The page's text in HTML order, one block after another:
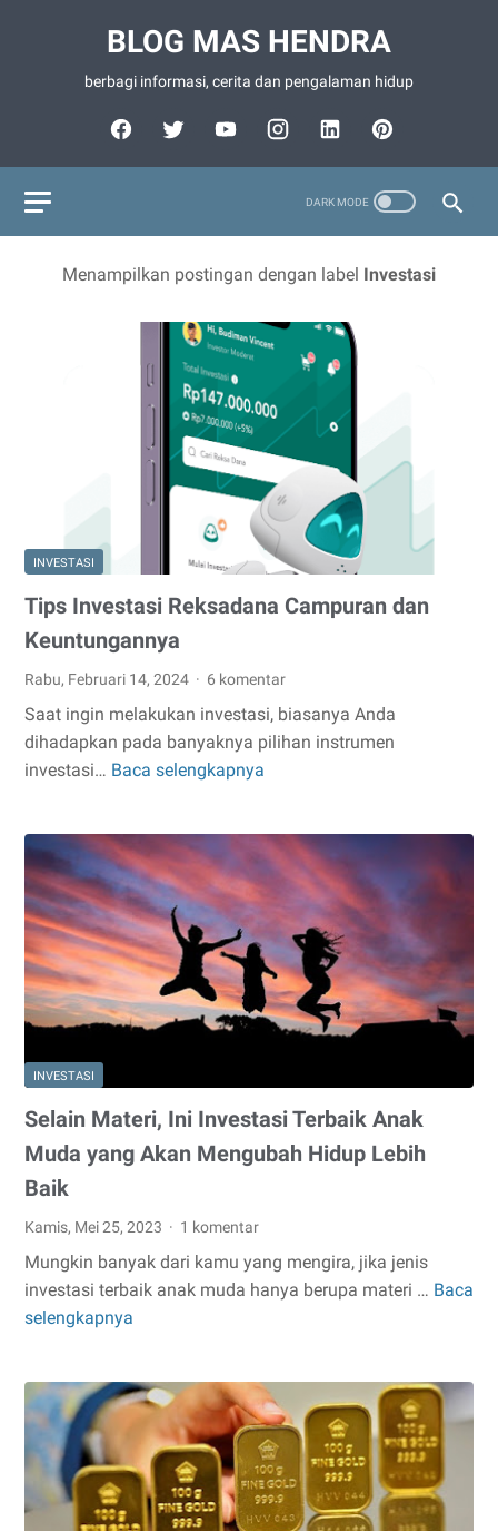
BLOG MAS HENDRA
berbagi informasi, cerita dan pengalaman hidup
Menampilkan postingan dengan label Investasi
INVESTASI
Tips Investasi Reksadana Campuran dan
Keuntungannya
Rabu, Februari 14, 2024 6 komentar
Saat ingin melakukan investasi, biasanya Anda
dihadapkan pada banyaknya pilihan instrumen
investasi… Baca selengkapnya
Reksadana
Campuran
dan
Keuntungannya
INVESTASI
Selain Materi, Ini Investasi Terbaik Anak
Muda yang Akan Mengubah Hidup Lebih
Baik
Kamis, Mei 25, 2023 1 komentar
Mungkin banyak dari kamu yang mengira, jika jenis
investasi terbaik anak muda hanya berupa materi … Baca
selengkapnya
Selain
Terbaik
Anak
Muda
yang
Akan